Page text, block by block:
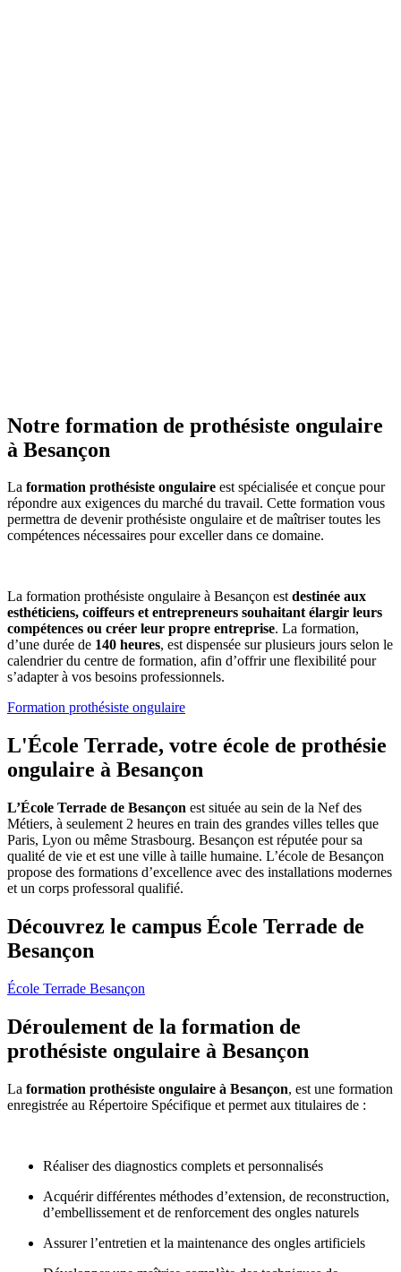
Notre formation de prothésiste ongulaire
à Besançon
La formation prothésiste ongulaire est spécialisée et conçue pour
répondre aux exigences du marché du travail. Cette formation vous
permettra de devenir prothésiste ongulaire et de maîtriser toutes les
compétences nécessaires pour exceller dans ce domaine.
La formation prothésiste ongulaire à Besançon estdestinée aux
esthéticiens, coiffeurs et entrepreneurs souhaitant élargir leurs
compétences ou créer leur propre entreprise. La formation,
d’une durée de 140 heures, est dispensée sur plusieurs jours selon le
calendrier du centre de formation, afin d’offrir une flexibilité pour
s’adapter à vos besoins professionnels.
Formation prothésiste ongulaire
L'École Terrade, votre école de prothésie
ongulaire à Besançon
L’École Terrade de Besançon est située au sein de la Nef des
Métiers, à seulement 2 heures en train des grandes villes telles que
Paris, Lyon ou même Strasbourg. Besançon est réputée pour sa
qualité de vie et est une ville à taille humaine. L’école de Besançon
propose des formations d’excellence avec des installations modernes
et un corps professoral qualifié.
Découvrez le campus École Terrade de
Besançon
École Terrade Besançon
Déroulement de la formation de
prothésiste ongulaire à Besançon
La formation prothésiste ongulaire à Besançon, est une formation
enregistrée au Répertoire Spécifique et permet aux titulaires de :
Réaliser des diagnostics complets et personnalisés
Acquérir différentes méthodes d’extension, de reconstruction,
d’embellissement et de renforcement des ongles naturels
Assurer l’entretien et la maintenance des ongles artificiels